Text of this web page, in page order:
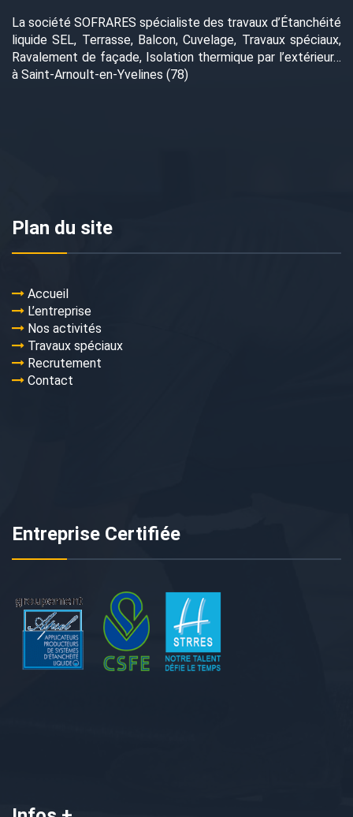
La société SOFRARES spécialiste des travaux d’Étanchéité
liquide SEL, Terrasse, Balcon, Cuvelage, Travaux spéciaux,
Ravalement de façade, Isolation thermique par l’extérieur…
à Saint-Arnoult-en-Yvelines (78)
Plan du site
Accueil
L’entreprise
Nos activités
Travaux spéciaux
Recrutement
Contact
Entreprise Certifiée